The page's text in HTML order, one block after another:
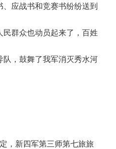
应战书和竞赛书纷纷送到
群众也动员起来了，百姓
队，鼓舞了我军消灭秀水河
，新四军第三师第七旅旅